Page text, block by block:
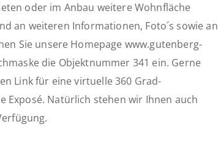
oder im Anbau weitere Wohnfläche
an weiteren Informationen, Foto´s sowie an
Sie unsere Homepage www.gutenberg-
die Objektnummer 341 ein. Gerne
Link für eine virtuelle 360 Grad-
Exposé. Natürlich stehen wir Ihnen auch